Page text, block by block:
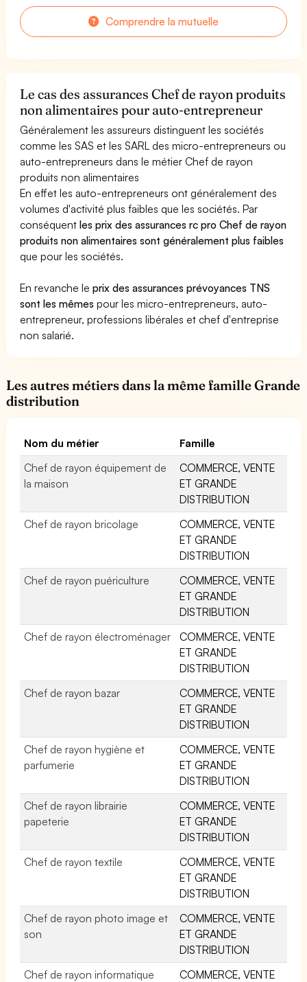
Comprendre la mutuelle
Le cas des assurances Chef de rayon produits
non alimentaires pour auto-entrepreneur
Généralement les assureurs distinguent les sociétés
comme les SAS et les SARL des micro-entrepreneurs ou
auto-entrepreneurs dans le métier Chef de rayon
produits non alimentaires
En effet les auto-entrepreneurs ont généralement des
volumes d'activité plus faibles que les sociétés. Par
conséquentles prix des assurances rc pro Chef de rayon
produits non alimentaires sont généralement plus faibles
que pour les sociétés.
En revanche leprix des assurances prévoyances TNS
sont les mêmes pour les micro-entrepreneurs, auto-
entrepreneur, professions libérales et chef d'entreprise
non salarié.
Les autres métiers dans la même famille Grande
distribution
Nom du métier
Famille
Chef de rayon équipement de
la maison
COMMERCE, VENTE
ET GRANDE
DISTRIBUTION
Chef de rayon bricolage
COMMERCE, VENTE
ET GRANDE
DISTRIBUTION
Chef de rayon puériculture
COMMERCE, VENTE
ET GRANDE
DISTRIBUTION
Chef de rayon électroménager
COMMERCE, VENTE
ET GRANDE
DISTRIBUTION
Chef de rayon bazar
COMMERCE, VENTE
ET GRANDE
DISTRIBUTION
Chef de rayon hygiène et
parfumerie
COMMERCE, VENTE
ET GRANDE
DISTRIBUTION
Chef de rayon librairie
papeterie
COMMERCE, VENTE
ET GRANDE
DISTRIBUTION
Chef de rayon textile
COMMERCE, VENTE
ET GRANDE
DISTRIBUTION
Chef de rayon photo image et
son
COMMERCE, VENTE
ET GRANDE
DISTRIBUTION
Chef de rayon informatique
COMMERCE, VENTE